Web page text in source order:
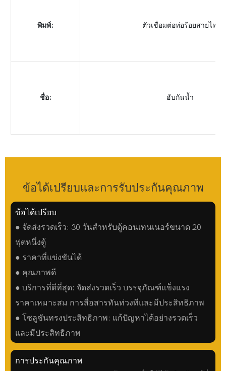
พิมพ์: ตัวเชื่อมต่อท่อร้อยสายไฟ
ชื่อ: ฮับกันน้ำ
ข้อได้เปรียบและการรับประกันคุณภาพ
ข้อได้เปรียบ
● จัดส่งรวดเร็ว: 30 วันสำหรับตู้คอนเทนเนอร์ขนาด 20
ฟุตหนึ่งตู้
● ราคาที่แข่งขันได้
● คุณภาพดี
● บริการที่ดีที่สุด: จัดส่งรวดเร็ว บรรจุภัณฑ์แข็งแรง
ราคาเหมาะสม การสื่อสารทันท่วงทีและมีประสิทธิภาพ
● โซลูชันทรงประสิทธิภาพ: แก้ปัญหาได้อย่างรวดเร็ว
และมีประสิทธิภาพ
การประกันคุณภาพ